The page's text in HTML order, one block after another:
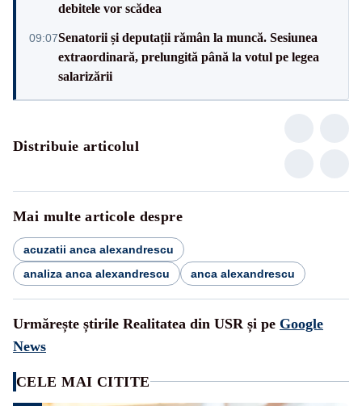
debitele vor scădea
09:07Senatorii și deputații rămân la muncă. Sesiunea
extraordinară, prelungită până la votul pe legea
salarizării
Distribuie articolul
Mai multe articole despre
acuzatii anca alexandrescu
analiza anca alexandrescu
anca alexandrescu
Urmărește știrile Realitatea din USR și pe Google
News
CELE MAI CITITE